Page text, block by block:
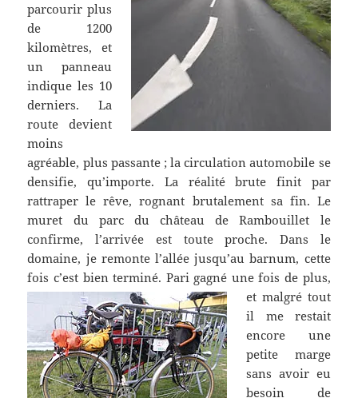
parcourir plus
de 1200
kilomètres, et
un panneau
indique les 10
derniers. La
route devient
moins
agréable, plus passante ; la circulation automobile se
densifie, qu’importe. La réalité brute finit par
rattraper le rêve, rognant brutalement sa fin. Le
muret du parc du château de Rambouillet le
confirme, l’arrivée est toute proche. Dans le
domaine, je remonte l’allée jusqu’au barnum, cette
fois c’est bien terminé. Pari gagné une fois de plus,
et malgré tout
il me restait
encore une
petite marge
sans avoir eu
besoin de